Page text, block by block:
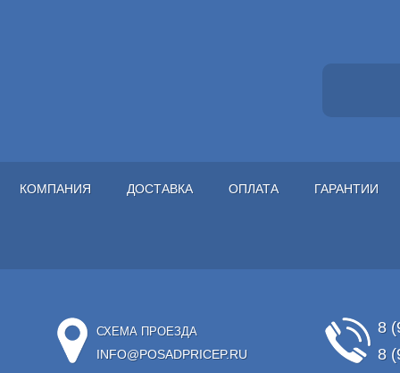
КОМПАНИЯ ДОСТАВКА ОПЛАТА ГАРАНТИИ
СХЕМА ПРОЕЗДА
INFO@POSADPRICEP.RU
8
8